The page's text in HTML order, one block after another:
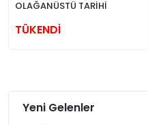
OLAĞANÜSTÜ TARİHİ
TÜKENDİ
Yeni Gelenler